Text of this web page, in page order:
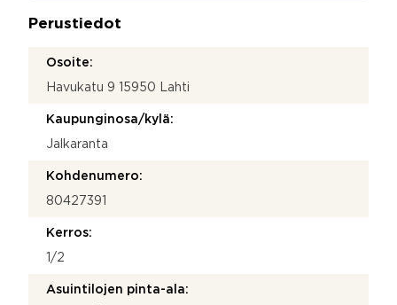
*
Perustiedot
Osoite:
Havukatu 9 15950 Lahti
Kaupunginosa/kylä:
Jalkaranta
Kohdenumero:
80427391
Kerros:
1/2
Asuintilojen pinta-ala: